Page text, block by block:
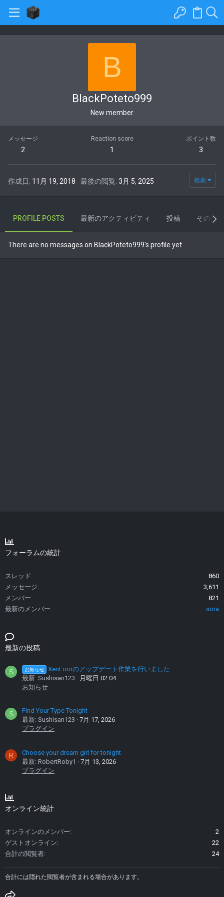
B
BlackPoteto999
New member
メッセージ
2
Reaction score
1
ポイント数
3
作成日 11月 19, 2018 最後の閲覧 3月 5, 2025 検索
PROFILE POSTS 最新のアクティビティ 投稿 その他
There are no messages on BlackPoteto999's profile yet.
フォーラムの統計
スレッド
860
メッセージ
3,611
メンバー
821
最新のメンバー
sora
最新の投稿
S お知らせ XenForoのアップデート作業を行いました
最新: Sushisan123
月曜日 02:04
お知らせ
S
Find Your Type Tonight
最新: Sushisan123
7月 17, 2026
プラグイン
R
Choose your dream girl for tonight
最新: RobertRoby1
7月 13, 2026
プラグイン
オンライン統計
オンラインのメンバー
2
ゲストオンライン
22
合計の閲覧者
24
合計には隠れた閲覧者が含まれる場合があります。